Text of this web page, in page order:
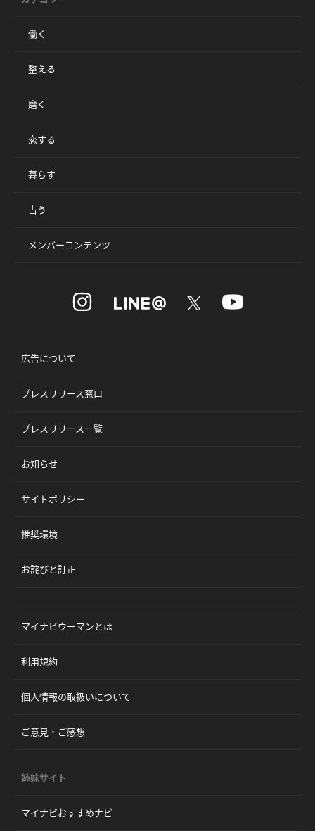
働く
整える
磨く
恋する
暮らす
占う
メンバーコンテンツ
広告について
プレスリリース窓口
プレスリリース一覧
お知らせ
サイトポリシー
推奨環境
お詫びと訂正
マイナビウーマンとは
利用規約
個人情報の取扱いについて
ご意見・ご感想
姉妹サイト
マイナビおすすめナビ